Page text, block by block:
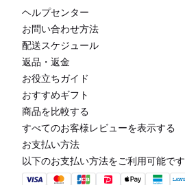
ヘルプセンター
お問い合わせ方法
配送スケジュール
返品・返金
お役立ちガイド
おすすめギフト
商品を比較する
すべてのお客様レビューを表示する
お支払い方法
以下のお支払い方法をご利用可能です